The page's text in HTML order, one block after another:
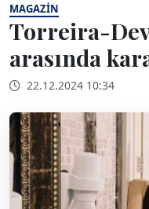
MAGAZIN
Torreira-
arasında
22.12.2024 10:34